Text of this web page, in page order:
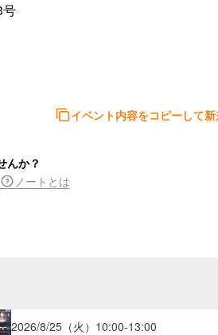
号
イベント内容をコピーして
んか？
ノートとは
2026/8/25（火） 10:00-13:00